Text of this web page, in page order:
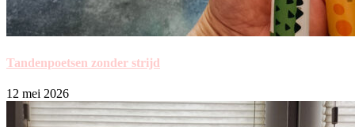
Tandenpoetsen zonder strijd
12 mei 2026